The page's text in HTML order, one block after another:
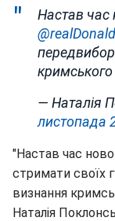
Настав час
— Наталія
листопада
"Настав час
стримати своїх
визнання
Наталія